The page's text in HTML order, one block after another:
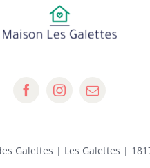
Galettes | Les Galettes |